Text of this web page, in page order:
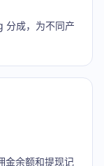
分成，为不同产
金余额和提现记